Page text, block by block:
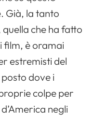
Già, la tanto
che ha fatto
film, è oramai
estremisti del
dove i
colpe per
negli